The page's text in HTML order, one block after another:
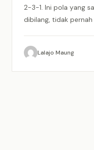
2-3-1. Ini pola yang
dibilang, tidak
Lalajo Maung